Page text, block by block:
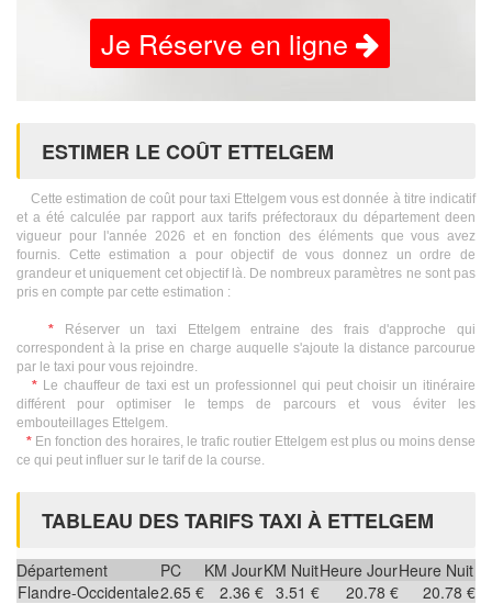
Je Réserve en ligne
ESTIMER LE COÛT ETTELGEM
Cette estimation de coût pour taxi Ettelgem vous est donnée à titre indicatif
et a été calculée par rapport aux tarifs préfectoraux du département deen
vigueur pour l'année 2026 et en fonction des éléments que vous avez
fournis. Cette estimation a pour objectif de vous donnez un ordre de
grandeur et uniquement cet objectif là. De nombreux paramètres ne sont pas
pris en compte par cette estimation :
* Réserver un taxi Ettelgem entraine des frais d'approche qui
correspondent à la prise en charge auquelle s'ajoute la distance parcourue
par le taxi pour vous rejoindre.
* Le chauffeur de taxi est un professionnel qui peut choisir un itinéraire
différent pour optimiser le temps de parcours et vous éviter les
embouteillages Ettelgem.
* En fonction des horaires, le trafic routier Ettelgem est plus ou moins dense
ce qui peut influer sur le tarif de la course.
TABLEAU DES TARIFS TAXI À ETTELGEM
Département PC KM JourKM NuitHeure JourHeure Nuit
Flandre-Occidentale2.65 € 2.36 € 3.51 € 20.78 € 20.78 €